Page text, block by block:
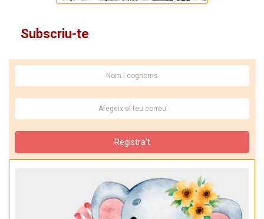
Subscriu-te
Registra't